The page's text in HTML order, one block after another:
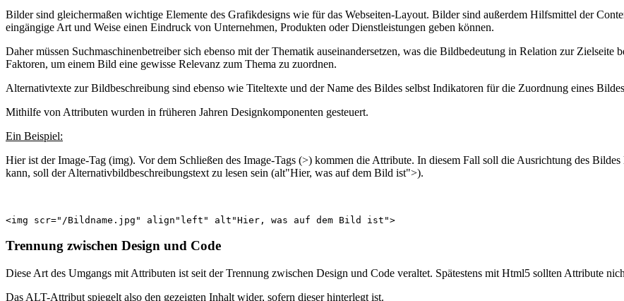
Bilder sind gleichermaßen wichtige Elemente des Grafikdesigns wie für das Webseiten-Layout. Bilder sind außerdem Hilfsmittel der
eingängige Art und Weise einen Eindruck von Unternehmen, Produkten oder Dienstleistungen geben können.
Daher müssen Suchmaschinenbetreiber sich ebenso mit der Thematik auseinandersetzen, was die Bildbedeutung in Relation zur Zielseite
Faktoren, um einem Bild eine gewisse Relevanz zum Thema zu zuordnen.
Alternativtexte zur Bildbeschreibung sind ebenso wie Titeltexte und der Name des Bildes selbst Indikatoren für die Zuordnung eines
Mithilfe von Attributen wurden in früheren Jahren Designkomponenten gesteuert.
Ein Beispiel:
Hier ist der Image-Tag (img). Vor dem Schließen des Image-Tags (>) kommen die Attribute. In diesem Fall soll die Ausrichtung des
kann, soll der Alternativbildbeschreibungstext zu lesen sein (alt"Hier, was auf dem Bild ist">).
<img scr="/Bildname.jpg" align"left" alt"Hier, was auf dem Bild ist">
Trennung zwischen Design und Code
Diese Art des Umgangs mit Attributen ist seit der Trennung zwischen Design und Code veraltet. Spätestens mit Html5 sollten Attribute
Das ALT-Attribut spiegelt also den gezeigten Inhalt wider, sofern dieser hinterlegt ist.